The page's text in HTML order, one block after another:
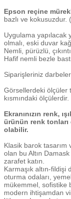
Epson reçine
bazlı ve kokusuzdur.
Uygulama yapılacak
olmalı, eski duvar
Nemli, pürüzlü,
Hafif nemli bezle
Siparişleriniz
Görsellerdeki ölçüler
kısmındaki ölçülerdir.
Ekranınızın renk,
ürünün renk
olabilir.
Klasik barok tasarım
olan bu Altın Damask
zarafet katın.
Karmaşık altın-fildişi
oturma odaları,
mükemmel, sofistike
modern ihtişamdan